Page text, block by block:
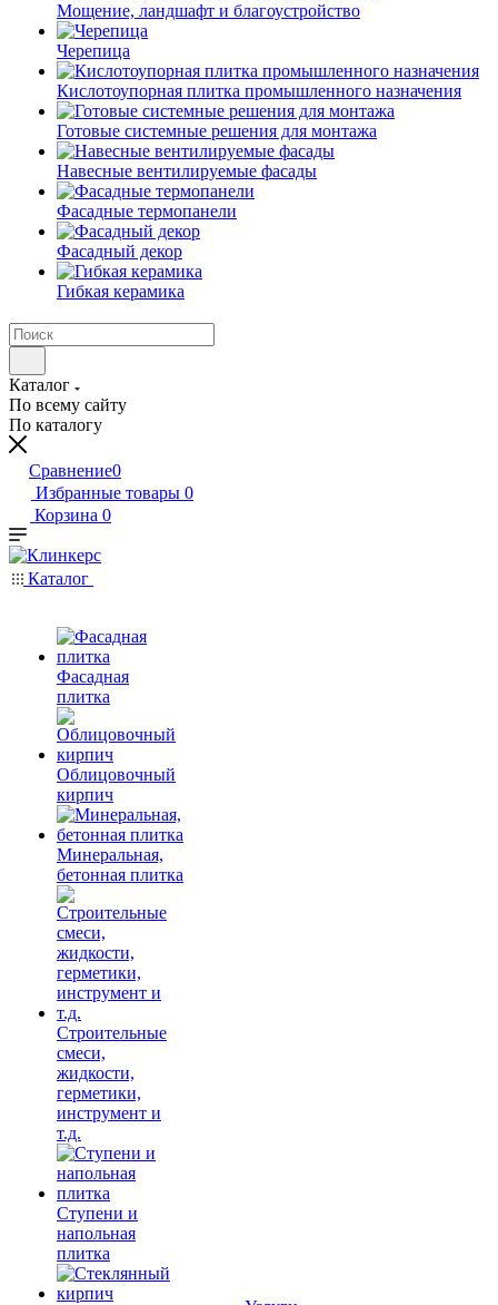
Мощение, ландшафт и благоустройство
Черепица
Кислотоупорная плитка промышленного назначения
Готовые системные решения для монтажа
Навесные вентилируемые фасады
Фасадные термопанели
Фасадный декор
Гибкая керамика
Каталог
По всему сайту
По каталогу
Сравнение0
Избранные товары 0
Корзина 0
Каталог
Фасадная
плитка
Облицовочный
кирпич
Минеральная,
бетонная плитка
Строительные
смеси,
жидкости,
герметики,
инструмент и
т.д.
Ступени и
напольная
плитка